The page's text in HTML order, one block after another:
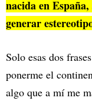
nacida en
generar
Solo esas dos
ponerme el
algo que a mí me